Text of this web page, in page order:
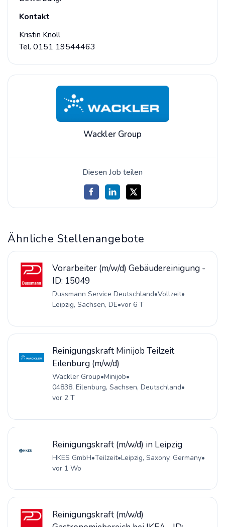
Kontakt
Kristin Knoll
Tel. 0151 19544463
Wackler Group
Diesen Job teilen
Ähnliche Stellenangebote
Vorarbeiter (m/w/d) Gebäudereinigung -
ID: 15049
Dussmann Service Deutschland•Vollzeit•
Leipzig, Sachsen, DE•vor 6 T
Reinigungskraft Minijob Teilzeit
Eilenburg (m/w/d)
Wackler Group•Minijob•
04838, Eilenburg, Sachsen, Deutschland•
vor 2 T
Reinigungskraft (m/w/d) in Leipzig
HKES GmbH•Teilzeit•Leipzig, Saxony, Germany•
vor 1 Wo
Reinigungskraft (m/w/d)